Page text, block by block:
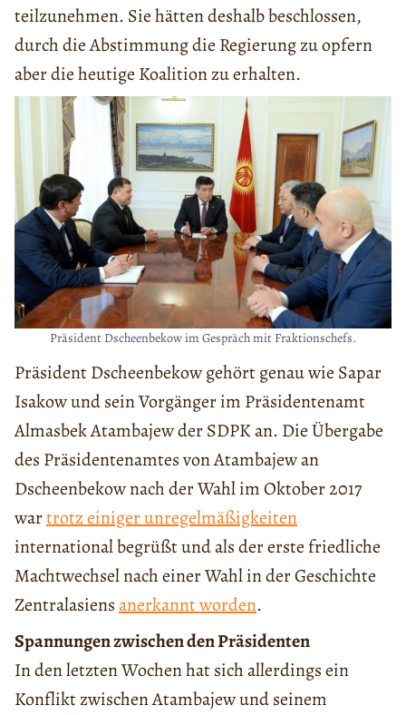
teilzunehmen. Sie hätten deshalb beschlossen,
durch die Abstimmung die Regierung zu opfern
aber die heutige Koalition zu erhalten.
Präsident Dscheenbekow im Gespräch mit Fraktionschefs.
Präsident Dscheenbekow gehört genau wie Sapar
Isakow und sein Vorgänger im Präsidentenamt
Almasbek Atambajew der SDPK an. Die Übergabe
des Präsidentenamtes von Atambajew an
Dscheenbekow nach der Wahl im Oktober 2017
wartrotz einiger unregelmäßigkeiten
international begrüßt und als der erste friedliche
Machtwechsel nach einer Wahl in der Geschichte
Zentralasiensanerkannt worden.
Spannungen zwischen den Präsidenten
In den letzten Wochen hat sich allerdings ein
Konflikt zwischen Atambajew und seinem